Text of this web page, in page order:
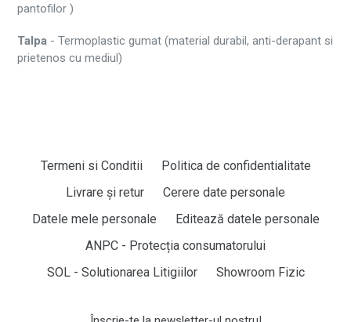
pantofilor )
Talpa - Termoplastic gumat (material durabil, anti-derapant si
prietenos cu mediul)
Termeni si Conditii
Politica de confidentialitate
Livrare și retur
Cerere date personale
Datele mele personale
Editează datele personale
ANPC - Protecția consumatorului
SOL - Solutionarea Litigiilor
Showroom Fizic